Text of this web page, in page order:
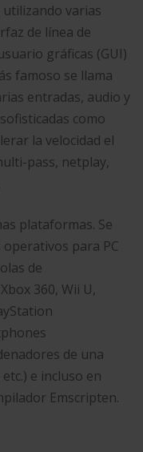
varias
de línea de
gráficas (GUI)
famoso se llama
entradas, audio y
como
la velocidad el
pass, netplay,
plataformas. Se
para PC
de
360, Wii U,
de una
e incluso en
Emscripten.